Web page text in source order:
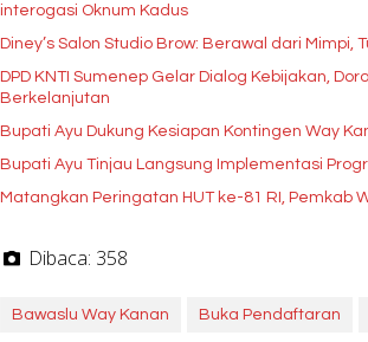
interogasi Oknum Kadus
Diney’s Salon Studio Brow: Berawal dari
DPD KNTI Sumenep Gelar Dialog Kebijakan,
Berkelanjutan
Bupati Ayu Dukung Kesiapan Kontingen Way
Bupati Ayu Tinjau Langsung Implementasi
Matangkan Peringatan HUT ke-81 RI, Pemkab
Dibaca: 358
Bawaslu Way Kanan Buka Pendaftaran